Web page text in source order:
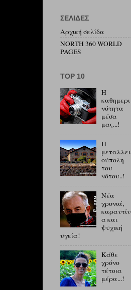
ΣΕΛΊΔΕΣ
Αρχική σελίδα
NORTH 360 WORLD
PAGES
ΤΟP 10
Η
καθημερι
νότητα
μέσα
μας...!
Η
μεταλλει
ούπολη
του
νότου..!
Νέα
χρονιά,
καραντίν
α και
ψυχική
υγεία!
Κάθε
χρόνο
τέτοια
μέρα...!